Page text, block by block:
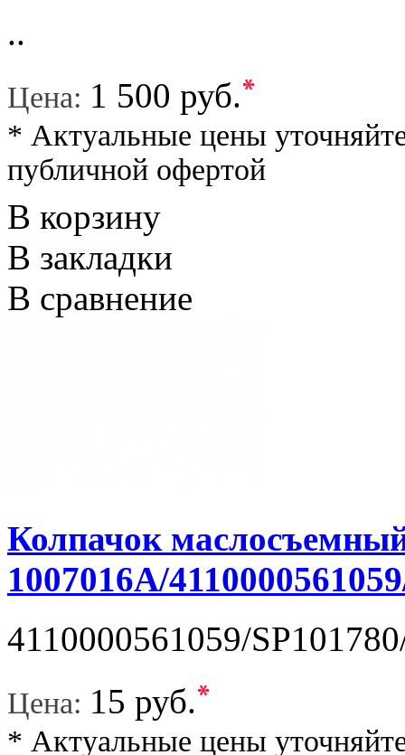
..
Цена: 1 500 руб.*
* Актуальные цены
публичной офертой
В корзину
В закладки
В сравнение
Колпачок
1007016A/
4110000561059/
Цена: 15 руб.*
* Актуальные цены